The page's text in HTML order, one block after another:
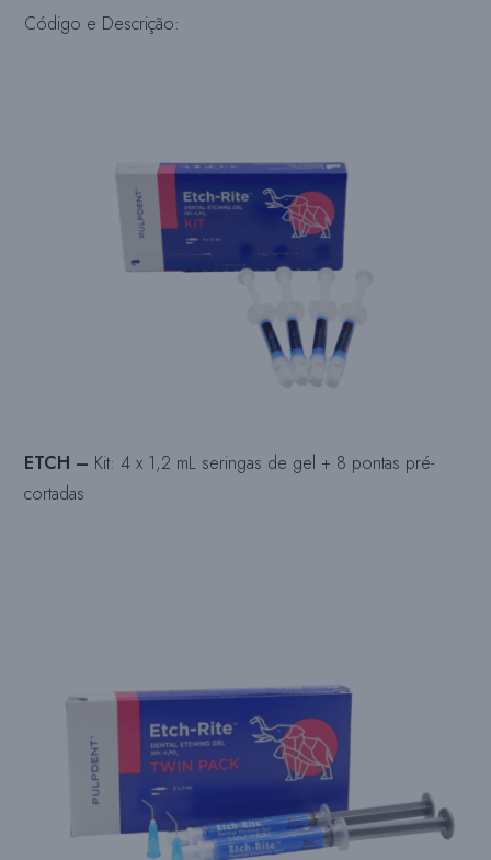
Código e Descrição:
ETCH – Kit: 4 x 1,2 mL seringas de gel + 8 pontas pré-
cortadas